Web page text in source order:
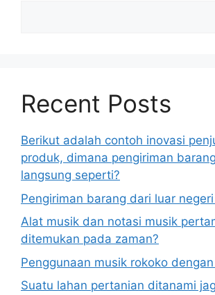
Recent Posts
Berikut adalah contoh inovasi
produk, dimana pengiriman
langsung seperti?
Pengiriman barang dari luar
Alat musik dan notasi musik
ditemukan pada zaman?
Penggunaan musik rokoko
Suatu lahan pertanian ditanami